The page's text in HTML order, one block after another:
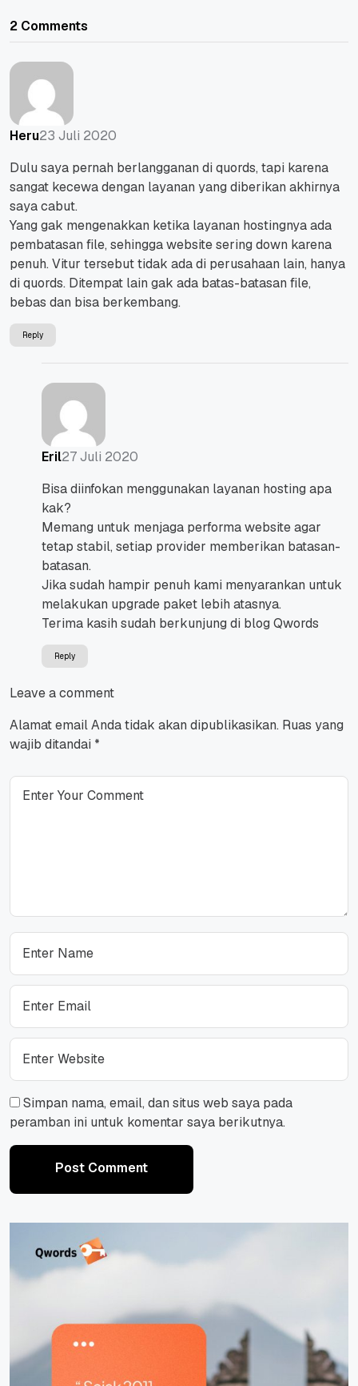
2 Comments
Heru23 Juli 2020
Dulu saya pernah berlangganan di quords, tapi karena
sangat kecewa dengan layanan yang diberikan akhirnya
saya cabut.
Yang gak mengenakkan ketika layanan hostingnya ada
pembatasan file, sehingga website sering down karena
penuh. Vitur tersebut tidak ada di perusahaan lain, hanya
di quords. Ditempat lain gak ada batas-batasan file,
bebas dan bisa berkembang.
Reply
Eril27 Juli 2020
Bisa diinfokan menggunakan layanan hosting apa
kak?
Memang untuk menjaga performa website agar
tetap stabil, setiap provider memberikan batasan-
batasan.
Jika sudah hampir penuh kami menyarankan untuk
melakukan upgrade paket lebih atasnya.
Terima kasih sudah berkunjung di blog Qwords
Reply
Leave a comment
Alamat email Anda tidak akan dipublikasikan. Ruas yang
wajib ditandai *
Simpan nama, email, dan situs web saya pada
peramban ini untuk komentar saya berikutnya.
Post Comment